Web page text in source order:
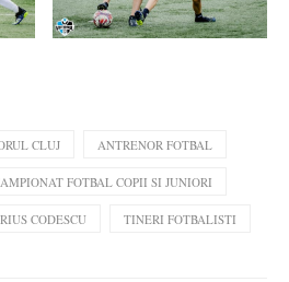
CLUJ ANTRENOR FOTBAL
FOTBAL COPII SI JUNIORI
CODESCU TINERI FOTBALISTI